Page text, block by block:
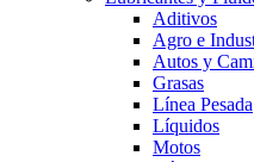
Aditivos
Agro e
Autos y
Grasas
Línea Pesada
Líquidos
Motos